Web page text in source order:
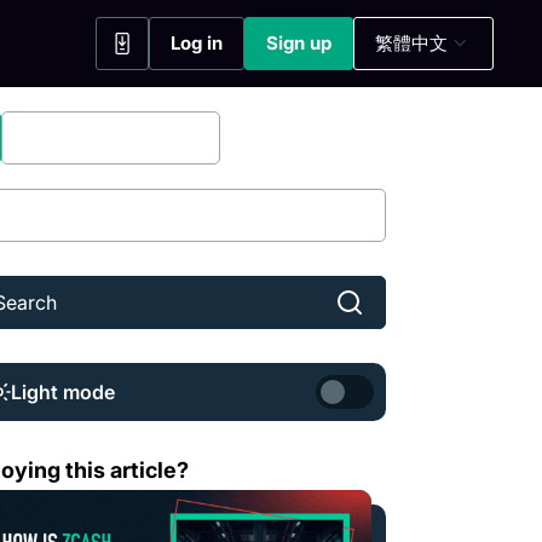
Log in(opens in a new tab)
Sign up(opens in a new tab)
繁體中文
Light mode
this article?
如何緩解量子運算帶來的風險？